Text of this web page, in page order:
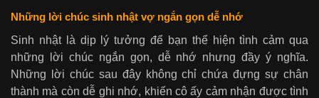
Những lời chúc sinh nhật vợ ngắn gọn dễ nhớ
Sinh nhật là dịp lý tưởng để bạn thể hiện tình cảm qua
những lời chúc ngắn gọn, dễ nhớ nhưng đầy ý nghĩa.
Những lời chúc sau đây không chỉ chứa đựng sự chân
thành mà còn dễ ghi nhớ, khiến cô ấy cảm nhận được tình